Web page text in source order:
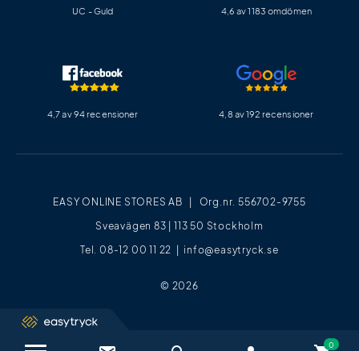
EASY ONLINE STORES AB | Org.nr. 556702-9755
Sveavägen 83 | 113 50 Stockholm
Tel. 08-12 00 11 22 | info@easytryck.se
© 2026
UC - Guld 4,6 av 1183 omdömen
4,7 av 94 recensioner 4,8 av 192 recensioner